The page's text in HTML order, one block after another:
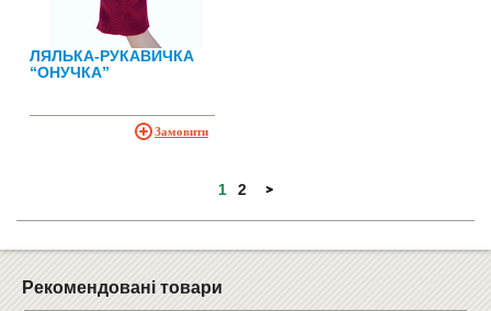
ЛЯЛЬКА-РУКАВИЧКА
“ОНУЧКА”
Замовити
1 2
Рекомендовані товари